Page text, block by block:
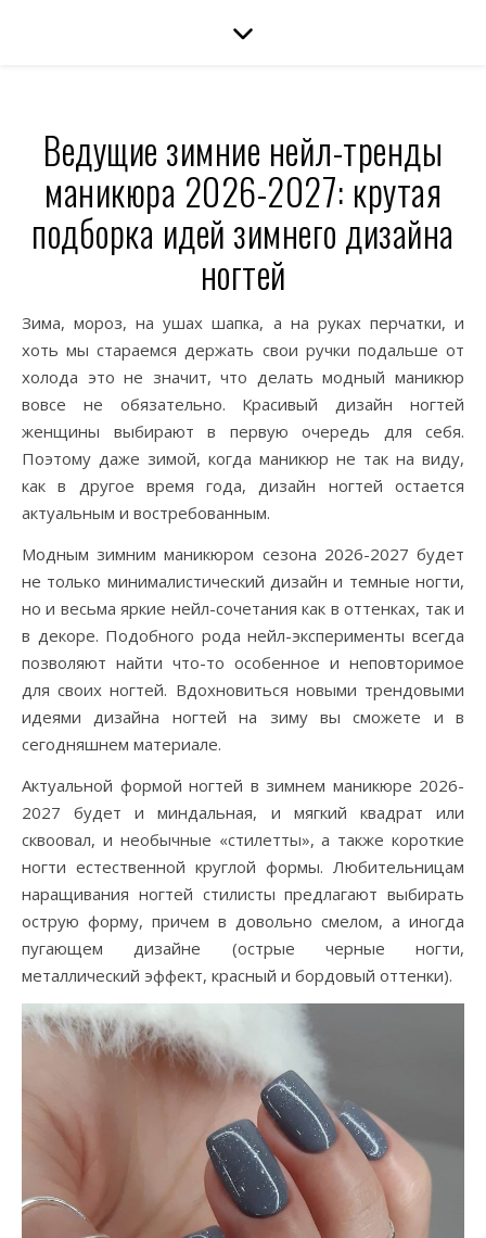
Ведущие зимние нейл-тренды
маникюра 2026-2027: крутая
подборка идей зимнего дизайна
ногтей
Зима, мороз, на ушах шапка, а на руках перчатки, и
хоть мы стараемся держать свои ручки подальше от
холода это не значит, что делать модный маникюр
вовсе не обязательно. Красивый дизайн ногтей
женщины выбирают в первую очередь для себя.
Поэтому даже зимой, когда маникюр не так на виду,
как в другое время года, дизайн ногтей остается
актуальным и востребованным.
Модным зимним маникюром сезона 2026-2027 будет
не только минималистический дизайн и темные ногти,
но и весьма яркие нейл-сочетания как в оттенках, так и
в декоре. Подобного рода нейл-эксперименты всегда
позволяют найти что-то особенное и неповторимое
для своих ногтей. Вдохновиться новыми трендовыми
идеями дизайна ногтей на зиму вы сможете и в
сегодняшнем материале.
Актуальной формой ногтей в зимнем маникюре 2026-
2027 будет и миндальная, и мягкий квадрат или
сквоовал, и необычные «стилетты», а также короткие
ногти естественной круглой формы. Любительницам
наращивания ногтей стилисты предлагают выбирать
острую форму, причем в довольно смелом, а иногда
пугающем дизайне (острые черные ногти,
металлический эффект, красный и бордовый оттенки).